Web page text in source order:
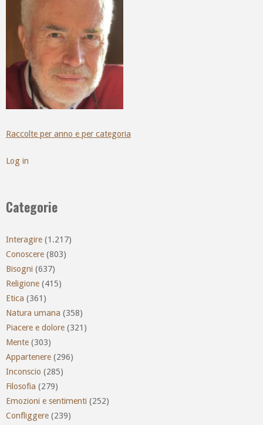
Raccolte per anno e per categoria
Log in
Categorie
Interagire (1.217)
Conoscere (803)
Bisogni (637)
Religione (415)
Etica (361)
Natura umana (358)
Piacere e dolore (321)
Mente (303)
Appartenere (296)
Inconscio (285)
Filosofia (279)
Emozioni e sentimenti (252)
Confliggere (239)